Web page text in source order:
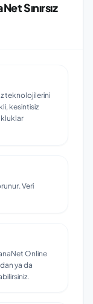
Sınırsız
teknolojilerini
kesintisiz
Veri
Online
ya da